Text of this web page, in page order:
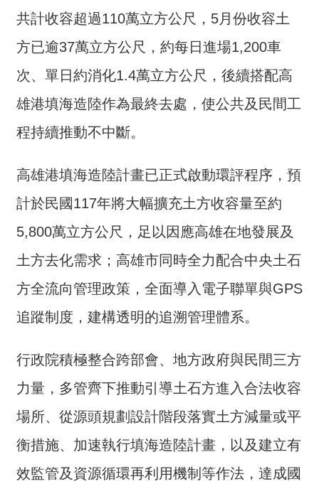
網
站
覽
民
意
雙
詞
常
問
電
子
RSS
English
共計收容超過110萬立方公尺，5月份收容土
方已逾37萬立方公尺，約每日進場1,200車
次、單日約消化1.4萬立方公尺，後續搭配高
雄港填海造陸作為最終去處，使公共及民間工
程持續推動不中斷。
高雄港填海造陸計畫已正式啟動環評程序，預
計於民國117年將大幅擴充土方收容量至約
5,800萬立方公尺，足以因應高雄在地發展及
土方去化需求；高雄市同時全力配合中央土石
方全流向管理政策，全面導入電子聯單與GPS
追蹤制度，建構透明的追溯管理體系。
行政院積極整合跨部會、地方政府與民間三方
力量，多管齊下推動引導土石方進入合法收容
場所、從源頭規劃設計階段落實土方減量或平
衡措施、加速執行填海造陸計畫，以及建立有
效監管及資源循環再利用機制等作法，達成國